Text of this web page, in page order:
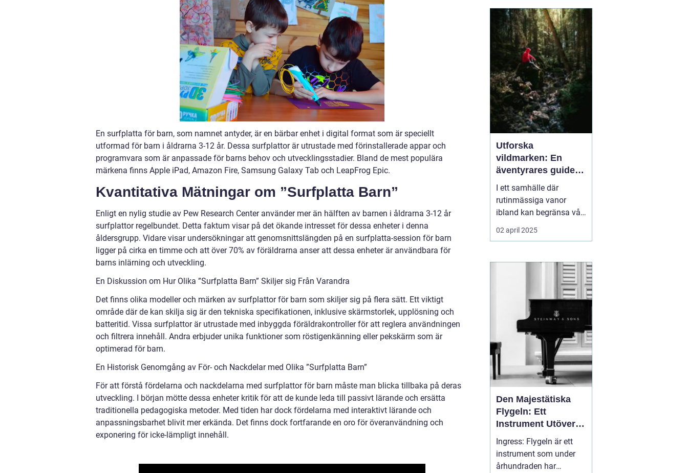
En surfplatta för barn, som namnet antyder, är en bärbar enhet i digital format som är speciellt
utformad för barn i åldrarna 3-12 år. Dessa surfplattor är utrustade med förinstallerade appar och
programvara som är anpassade för barns behov och utvecklingsstadier. Bland de mest populära
märkena finns Apple iPad, Amazon Fire, Samsung Galaxy Tab och LeapFrog Epic.
Kvantitativa Mätningar om ”Surfplatta Barn”
Enligt en nylig studie av Pew Research Center använder mer än hälften av barnen i åldrarna 3-12 år
surfplattor regelbundet. Detta faktum visar på det ökande intresset för dessa enheter i denna
åldersgrupp. Vidare visar undersökningar att genomsnittslängden på en surfplatta-session för barn
ligger på cirka en timme och att över 70% av föräldrarna anser att dessa enheter är användbara för
barns inlärning och utveckling.
En Diskussion om Hur Olika ”Surfplatta Barn” Skiljer sig Från Varandra
Det finns olika modeller och märken av surfplattor för barn som skiljer sig på flera sätt. Ett viktigt
område där de kan skilja sig är den tekniska specifikationen, inklusive skärmstorlek, upplösning och
batteritid. Vissa surfplattor är utrustade med inbyggda föräldrakontroller för att reglera användningen
och filtrera innehåll. Andra erbjuder unika funktioner som röstigenkänning eller pekskärm som är
optimerad för barn.
En Historisk Genomgång av För- och Nackdelar med Olika ”Surfplatta Barn”
För att förstå fördelarna och nackdelarna med surfplattor för barn måste man blicka tillbaka på deras
utveckling. I början mötte dessa enheter kritik för att de kunde leda till passivt lärande och ersätta
traditionella pedagogiska metoder. Med tiden har dock fördelarna med interaktivt lärande och
anpassningsbarhet blivit mer erkända. Det finns dock fortfarande en oro för överanvändning och
exponering för icke-lämpligt innehåll.
glittrande ljus i Las
Vegas till den digitala
spelvärlden online,
bjuder casinon p&a...
Utforska
vildmarken: En
äventyrares guide
till utrustning och
upplevelser
I ett samhälle där
rutinmässiga vanor
ibland kan begränsa vår
kreativitet och
äventyrslust, finns det
i vildmarken för att
återupptäcka frihetens
sanna essens. För må...
02 april 2025
Den Majestätiska
Flygeln: Ett
Instrument Utöver
Det Vanliga
Ingress: Flygeln är ett
instrument som under
århundraden har